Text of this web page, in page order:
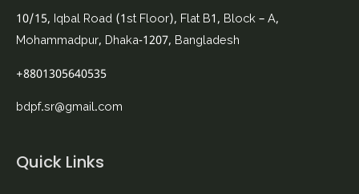
10/15, Iqbal Road (1st Floor), Flat B1, Block – A,
Mohammadpur, Dhaka-1207, Bangladesh
+8801305640535
bdpf.sr@gmail.com
Quick Links